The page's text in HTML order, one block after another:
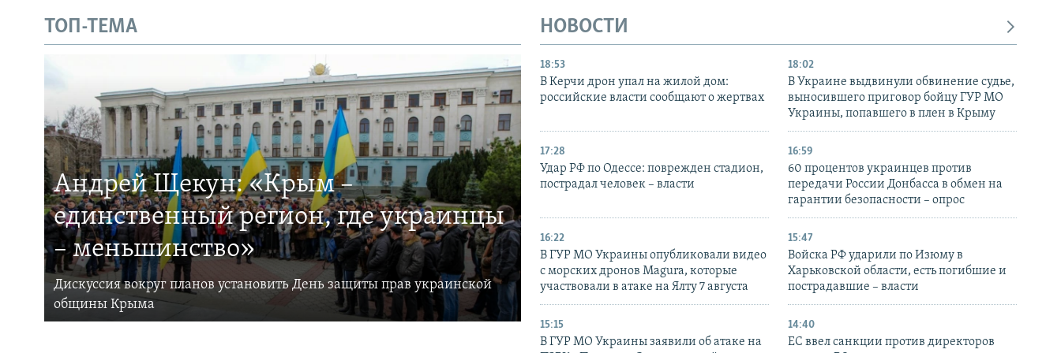
ТОП-ТЕМА
Андрей Щекун: «Крым –
единственный регион, где украинцы
– меньшинство»
Дискуссия вокруг планов установить День защиты прав украинской
общины Крыма
НОВОСТИ
18:53
В Керчи дрон упал на жилой дом:
российские власти сообщают о жертвах
18:02
В Украине выдвинули обвинение судье,
выносившего приговор бойцу ГУР МО
Украины, попавшего в плен в Крыму
17:28
Удар РФ по Одессе: поврежден стадион,
пострадал человек – власти
16:59
60 процентов украинцев против
передачи России Донбасса в обмен на
гарантии безопасности – опрос
16:22
В ГУР МО Украины опубликовали видео
с морских дронов Magura, которые
участвовали в атаке на Ялту 7 августа
15:47
Войска РФ ударили по Изюму в
Харьковской области, есть погибшие и
пострадавшие – власти
15:15
В ГУР МО Украины заявили об атаке на
14:40
ЕС ввел санкции против директоров